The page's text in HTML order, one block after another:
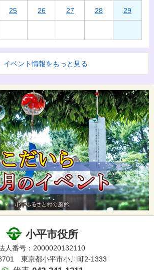
25 26 27 28 29
イベント情報をもっと見る
小平市役所
人番号：2000020132110
東京都小平市小川町2-1333